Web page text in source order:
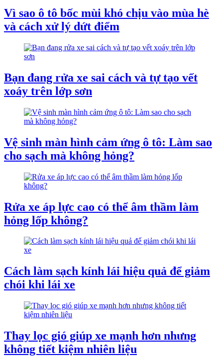
Vì sao ô tô bốc mùi khó chịu vào mùa hè
và cách xử lý dứt điểm
Bạn đang rửa xe sai cách và tự tạo vết
xoáy trên lớp sơn
Vệ sinh màn hình cảm ứng ô tô: Làm sao
cho sạch mà không hỏng?
Rửa xe áp lực cao có thể âm thầm làm
hỏng lốp không?
Cách làm sạch kính lái hiệu quả để giảm
chói khi lái xe
Thay lọc gió giúp xe mạnh hơn nhưng
không tiết kiệm nhiên liệu